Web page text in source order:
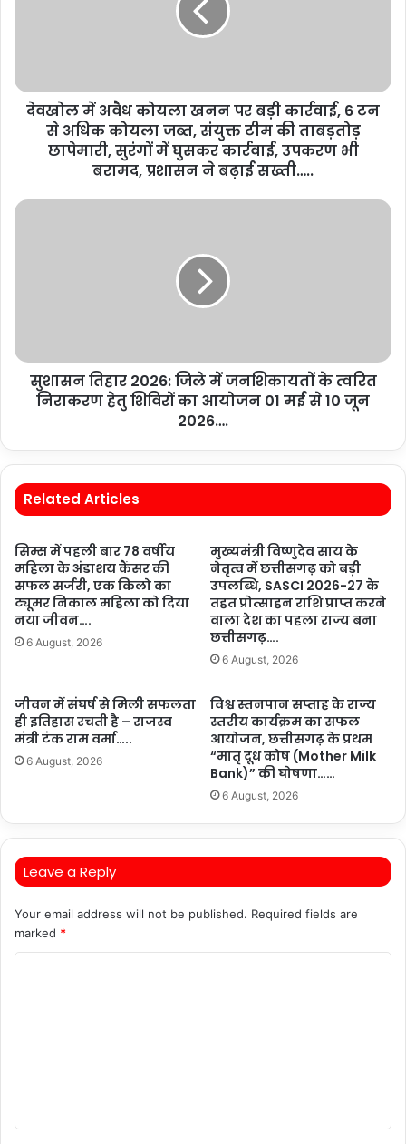
देवखोल में अवैध कोयला खनन पर बड़ी कार्रवाई, 6 टन
से अधिक कोयला जब्त, संयुक्त टीम की ताबड़तोड़
छापेमारी, सुरंगों में घुसकर कार्रवाई, उपकरण भी
बरामद, प्रशासन ने बढ़ाई सख्ती…..
सुशासन तिहार 2026: जिले में जनशिकायतों के त्वरित
निराकरण हेतु शिविरों का आयोजन 01 मई से 10 जून
2026….
Related Articles
सिम्स में पहली बार 78 वर्षीय
महिला के अंडाशय कैंसर की
सफल सर्जरी, एक किलो का
ट्यूमर निकाल महिला को दिया
नया जीवन….
6 August, 2026
मुख्यमंत्री विष्णुदेव साय के
नेतृत्व में छत्तीसगढ़ को बड़ी
उपलब्धि, SASCI 2026-27 के
तहत प्रोत्साहन राशि प्राप्त करने
वाला देश का पहला राज्य बना
छत्तीसगढ़….
6 August, 2026
जीवन में संघर्ष से मिली सफलता
ही इतिहास रचती है – राजस्व
मंत्री टंक राम वर्मा…..
6 August, 2026
विश्व स्तनपान सप्ताह के राज्य
स्तरीय कार्यक्रम का सफल
आयोजन, छत्तीसगढ़ के प्रथम
“मातृ दूध कोष (Mother Milk
Bank)” की घोषणा……
6 August, 2026
Leave a Reply
Your email address will not be published. Required fields are
marked *
t